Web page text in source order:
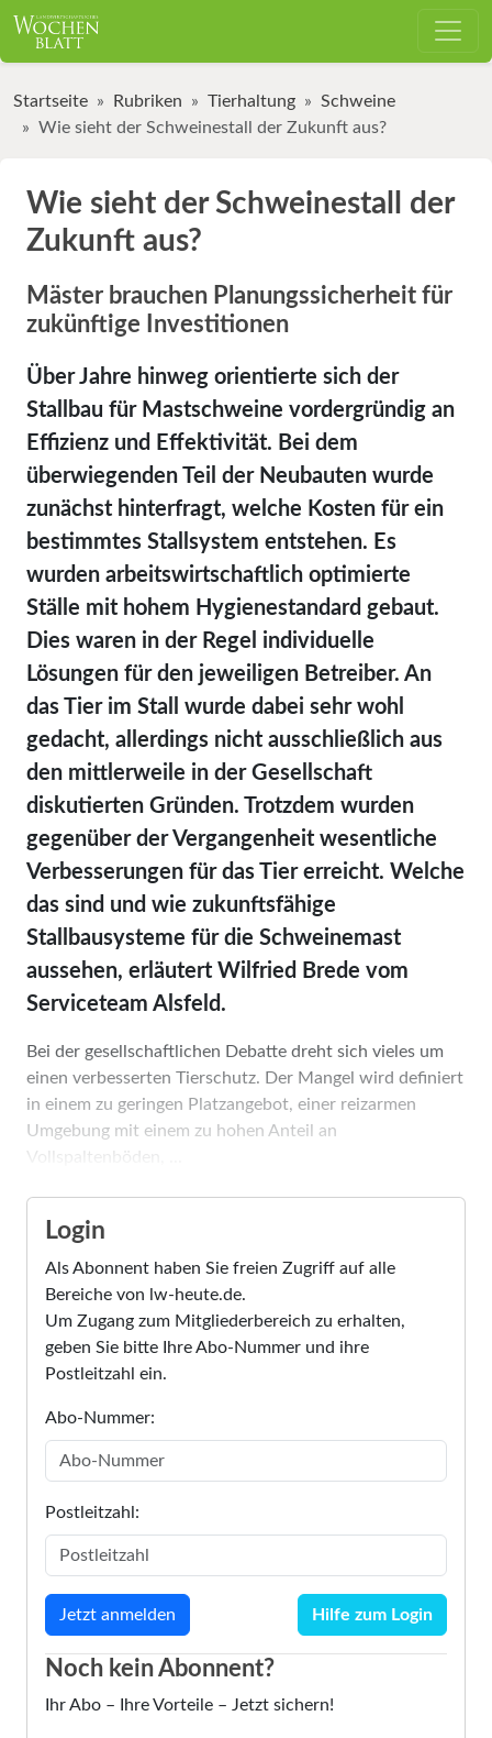
Startseite Rubriken Tierhaltung
Schweine
Wie sieht der Schweinestall der Zukunft aus?
Wie sieht der Schweinestall der
Zukunft aus?
Mäster brauchen Planungssicherheit für
zukünftige Investitionen
Über Jahre hinweg orientierte sich der
Stallbau für Mastschweine vordergründig an
Effizienz und Effektivität. Bei dem
überwiegenden Teil der Neubauten wurde
zunächst hinterfragt, welche Kosten für ein
bestimmtes Stallsystem entstehen. Es
wurden arbeitswirtschaftlich optimierte
Ställe mit hohem Hygienestandard gebaut.
Dies waren in der Regel individuelle
Lösungen für den jeweiligen Betreiber. An
das Tier im Stall wurde dabei sehr wohl
gedacht, allerdings nicht ausschließlich aus
den mittlerweile in der Gesellschaft
diskutierten Gründen. Trotzdem wurden
gegenüber der Vergangenheit wesentliche
Verbesserungen für das Tier erreicht. Welche
das sind und wie zukunftsfähige
Stallbausysteme für die Schweinemast
aussehen, erläutert Wilfried Brede vom
Serviceteam Alsfeld.
Bei der gesellschaftlichen Debatte dreht sich vieles um
einen verbesserten Tierschutz. Der Mangel wird definiert
in einem zu geringen Platzangebot, einer reizarmen
Umgebung mit einem zu hohen Anteil an
Vollspaltenböden, ...
Login
Als Abonnent haben Sie freien Zugriff auf alle
Bereiche von lw-heute.de.
Um Zugang zum Mitgliederbereich zu erhalten,
geben Sie bitte Ihre Abo-Nummer und ihre
Postleitzahl ein.
Abo-Nummer:
Postleitzahl:
Hilfe zum Login
Noch kein Abonnent?
Ihr Abo – Ihre Vorteile – Jetzt sichern!